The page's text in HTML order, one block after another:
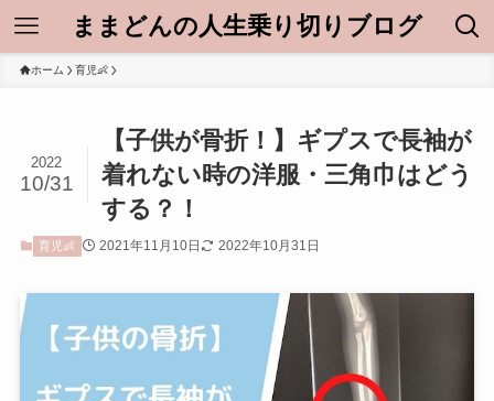
ままどんの人生乗り切りブログ
ホーム 育児👶
【子供が骨折！】ギプスで長袖が
着れない時の洋服・三角巾はどう
する？！
2022
10/31
育児👶 2021年11月10日 2022年10月31日